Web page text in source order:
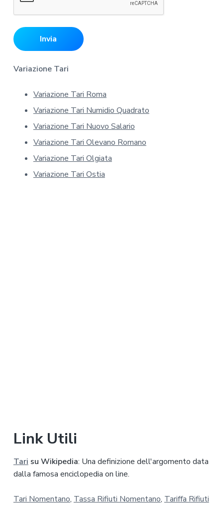
i
f
o
m
Variazione Tari
Variazione Tari Roma
Variazione Tari Numidio Quadrato
Variazione Tari Nuovo Salario
Variazione Tari Olevano Romano
Variazione Tari Olgiata
Variazione Tari Ostia
Link Utili
Tari su Wikipedia: Una definizione dell'argomento data
dalla famosa enciclopedia on line.
Tari Nomentano, Tassa Rifiuti Nomentano, Tariffa Rifiuti